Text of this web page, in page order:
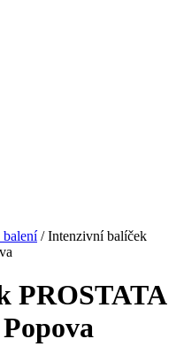
/Intenzivní balíček
PROSTATA